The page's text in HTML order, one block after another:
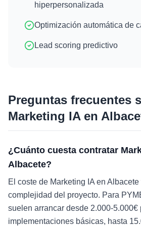
hiperpersonalizada
Optimización automática de
Lead scoring predictivo
Preguntas frecuentes
Marketing IAen
¿Cuánto cuesta contratar
Albacete?
El coste de Marketing IA en
complejidad del proyecto. Para
suelen arrancar desde 2.000-5.000€
implementaciones básicas, hasta